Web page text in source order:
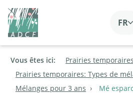
FR
Vous êtes ici:
Prairies
Prairies temporaires: Types de
Mélanges pour 3 ans
Mé